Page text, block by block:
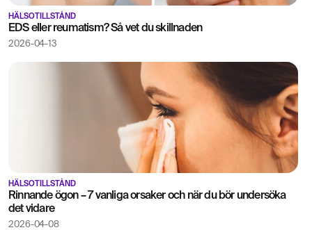
HÄLSOTILLSTÅND
EDS eller reumatism? Så vet du skillnaden
2026-04-13
HÄLSOTILLSTÅND
Rinnande ögon – 7 vanliga orsaker och när du bör undersöka
det vidare
2026-04-08